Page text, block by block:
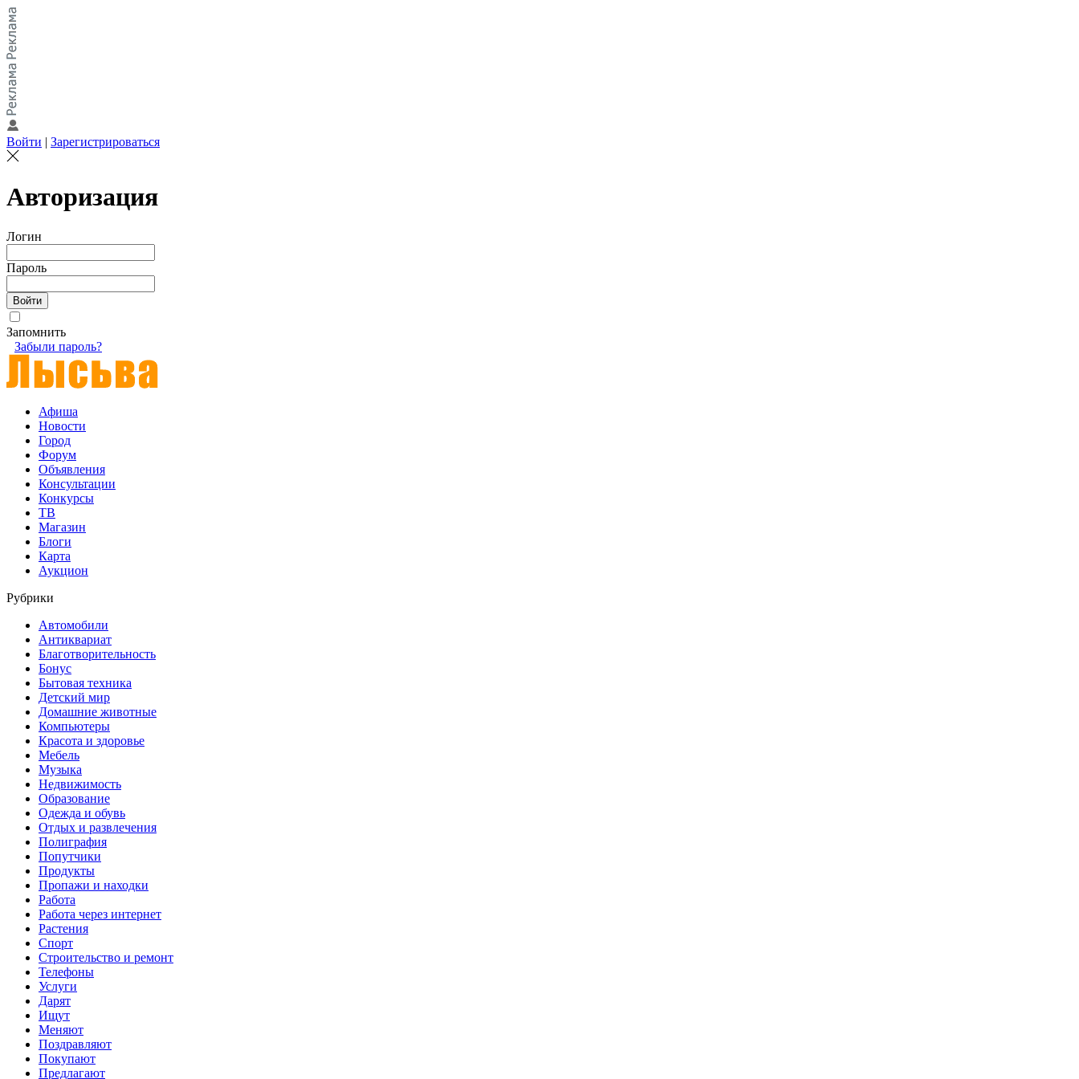
Войти | Зарегистрироваться
Авторизация
Логин
Пароль
Запомнить
Забыли пароль?
Афиша
Новости
Город
Форум
Объявления
Консультации
Конкурсы
ТВ
Магазин
Блоги
Карта
Аукцион
Рубрики
Автомобили
Антиквариат
Благотворительность
Бонус
Бытовая техника
Детский мир
Домашние животные
Компьютеры
Красота и здоровье
Мебель
Музыка
Недвижимость
Образование
Одежда и обувь
Отдых и развлечения
Полиграфия
Попутчики
Продукты
Пропажи и находки
Работа
Работа через интернет
Растения
Спорт
Строительство и ремонт
Телефоны
Услуги
Дарят
Ищут
Меняют
Поздравляют
Покупают
Предлагают